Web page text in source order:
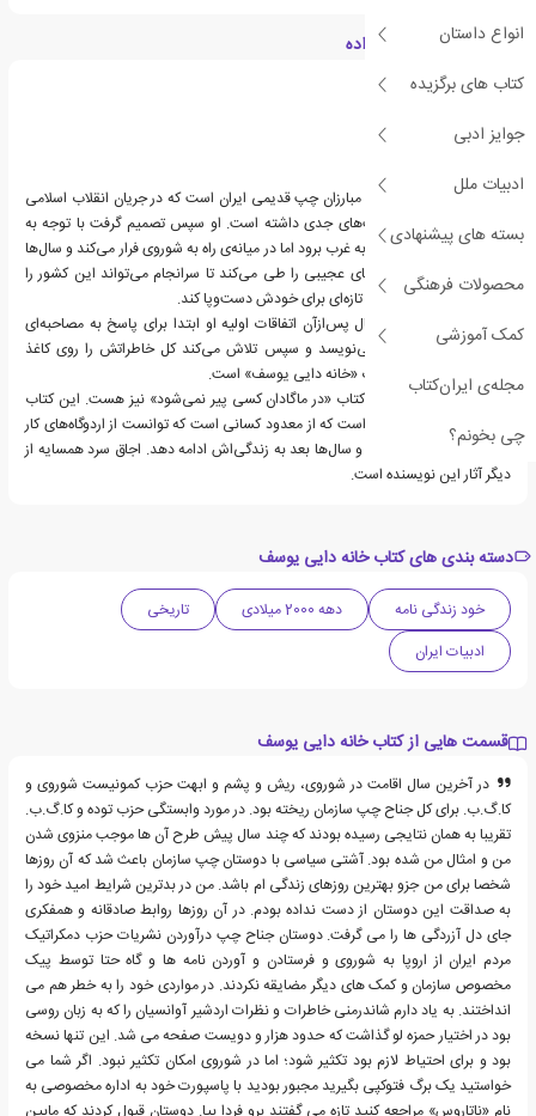
انواع داستان
کتاب های برگزیده
جوایز ادبی
ادبیات ملل
بسته های پیشنهادی
محصولات فرهنگی
کمک آموزشی
مجله‌ی ایران‌کتاب
چی بخونم؟
درباره اتابک فتح الله زاده
اتابک فتح‌الله زاده یکی از مبارزان چپ قدیمی ایران است که در جریان انقلاب اسلامی
ایران و پس از آن فعالیت‌های جدی داشته است. او سپس تصمیم‌ گرفت با توجه به
مسائل پیش‌آمده از ایران به غرب برود اما در میانه‌ی راه به شوروی فرار می‌کند و سال‌ها
در شوروی فراز و نشیب‌های عجیبی را طی می‌کند تا سرانجام می‌تواند این کشور را
ترک کند و در سوئد زندگی تازه‌ای برای خودش دست‌وپا کند.
سال 2001 و تقریباً 18 سال پس‌ازآن اتفاقات اولیه او ابتدا برای پاسخ به مصاحبه‌ای
بخشی از خاطراتش را می‌نویسد و سپس تلاش می‌کند کل خاطراتش را روی کاغذ
بیاورد که نتیجه‌ی آن کتاب «خانه دایی یوسف» است.
اتابک فتح‌الله نویسنده‌ی کتاب «در ماگادان کسی پیر نمی‌شود» نیز هست. این کتاب
خاطرات دکتر عطا صفوی است که از معدود کسانی است که توانست از اردوگاه‌های کار
استالین زنده بیرون بیاید و سال‌ها بعد به زندگی‌اش ادامه دهد. اجاق سرد همسایه از
دیگر آثار این نویسنده است.
دسته بندی های کتاب خانه دایی یوسف
خود زندگی نامه دهه 2000 میلادی
تاریخی
ادبیات ایران
قسمت هایی از کتاب خانه دایی یوسف
در آخرین سال اقامت در شوروی، ریش و پشم و ابهت حزب کمونیست شوروی و
کا.گ.ب. برای کل جناح چپ سازمان ریخته بود. در مورد وابستگی حزب توده و کا.گ.ب.
تقریبا به همان نتایجی رسیده بودند که چند سال پیش طرح آن ها موجب منزوی شدن
من و امثال من شده بود. آشتی سیاسی با دوستان چپ سازمان باعث شد که آن روزها
شخصا برای من جزو بهترین روزهای زندگی ام باشد. من در بدترین شرایط امید خود را
به صداقت این دوستان از دست نداده بودم. در آن روزها روابط صادقانه و همفکری
جای دل آزردگی ها را می گرفت. دوستان جناح چپ درآوردن نشریات حزب دمکراتیک
مردم ایران از اروپا به شوروی و فرستادن و آوردن نامه ها و گاه حتا توسط پیک
مخصوص سازمان و کمک های دیگر مضایقه نکردند. در مواردی خود را به خطر هم می
انداختند. به یاد دارم شاندرمنی خاطرات و نظرات اردشیر آوانسیان را که به زبان روسی
بود در اختیار حمزه لو گذاشت که حدود هزار و دویست صفحه می شد. این تنها نسخه
بود و برای احتیاط لازم بود تکثیر شود؛ اما در شوروی امکان تکثیر نبود. اگر شما می
خواستید یک برگ فتوکپی بگیرید مجبور بودید با پاسپورت خود به اداره مخصوصی به